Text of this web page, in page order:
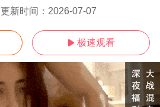
更新时间： 2026-07-07
 极速观看